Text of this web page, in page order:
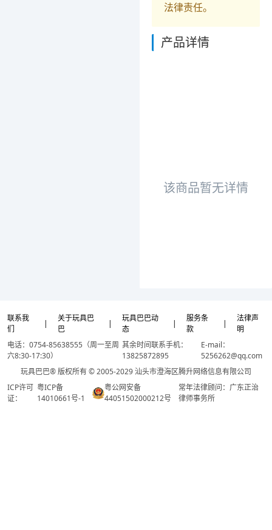
法律责任。
产品详情
该商品暂无详情
联系我
们
|
关于玩具巴
巴
|
玩具巴巴动
态
|
服务条
款
|
法律声
明
电话：0754-85638555（周一至周
六8:30-17:30）
其余时间联系手机：
13825872895
E-mail：
5256262@qq.com
玩具巴巴® 版权所有 © 2005-2029 汕头市澄海区腾升网络信息有限公司
ICP许可
证：
粤ICP备
14010661号-1
粤公网安备
44051502000212号
常年法律顾问：广东正治
律师事务所